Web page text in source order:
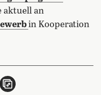
aktuell an
in Kooperation
teilen
per E-Mail teilen